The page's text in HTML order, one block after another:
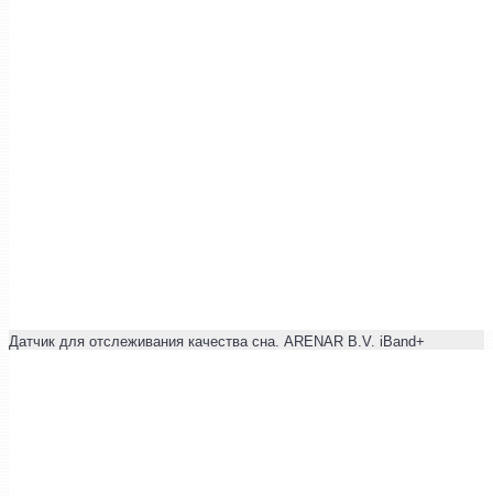
Датчик для отслеживания качества сна. ARENAR B.V. iBand+